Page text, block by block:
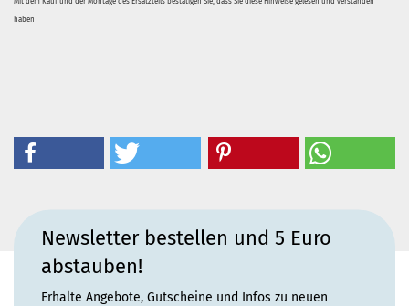
haben
Newsletter bestellen und 5 Euro
abstauben!
Erhalte Angebote, Gutscheine und Infos zu neuen